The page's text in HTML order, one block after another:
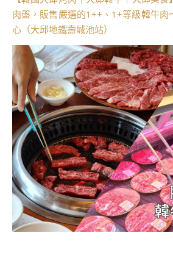
肉盤，販售嚴選的1++、1+等級韓牛肉
心（大邱地鐵壽城池站）